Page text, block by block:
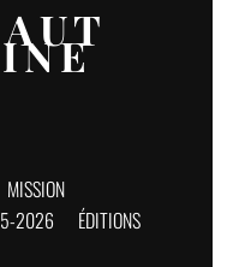
MISSION
2026
ÉDITIONS